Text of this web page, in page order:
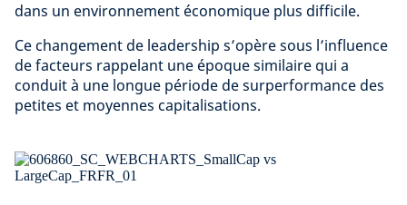
dans un environnement économique plus difficile.
Ce changement de leadership s’opère sous l’influence
de facteurs rappelant une époque similaire qui a
conduit à une longue période de surperformance des
petites et moyennes capitalisations.